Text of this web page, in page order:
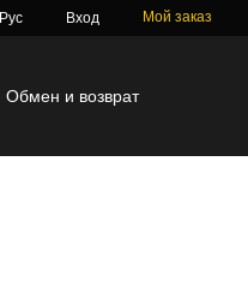
Рус Вход Мой заказ
Обмен и возврат